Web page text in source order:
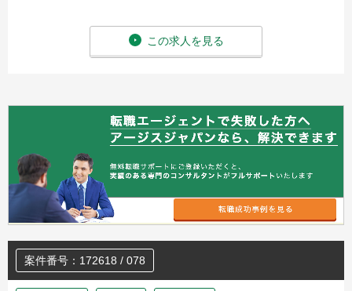
この求人を見る
案件番号：172618 / 078